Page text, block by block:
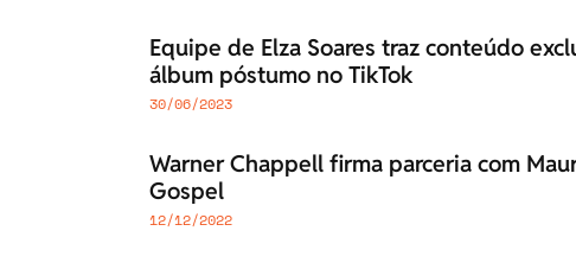
Equipe de Elza Soares traz conteúdo
álbum póstumo no TikTok
30/06/2023
Warner Chappell firma parceria com
Gospel
12/12/2022